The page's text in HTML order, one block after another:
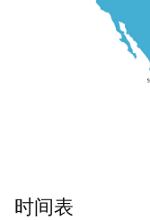
时间表